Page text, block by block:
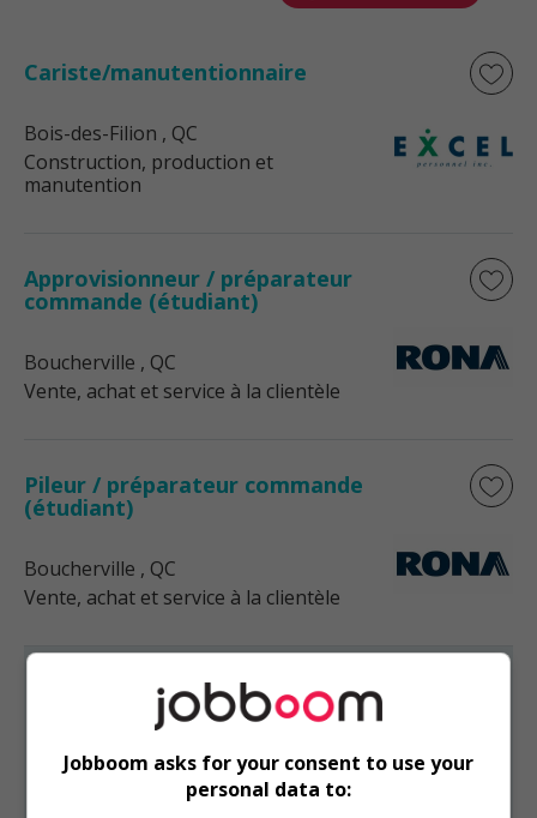
Cariste/manutentionnaire
Bois-des-Filion , QC
Construction, production et
manutention
Approvisionneur / préparateur
commande (étudiant)
Boucherville , QC
Vente, achat et service à la clientèle
Pileur / préparateur commande
(étudiant)
Boucherville , QC
Vente, achat et service à la clientèle
VENTE, ACHAT ET SERVICE À LA CLIENTÈLE
Saint-Laurent, Québec
Jobboom asks for your consent to use your
personal data to: